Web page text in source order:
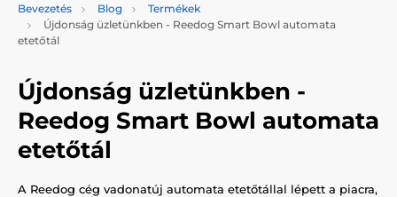
Bevezetés Blog
Termékek
Újdonság üzletünkben - Reedog Smart Bowl automata
etetőtál
Újdonság üzletünkben -
Reedog Smart Bowl automata
etetőtál
A Reedog cég vadonatúj automata etetőtállal lépett a piacra,